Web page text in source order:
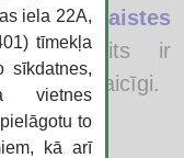
tiešsaistes
skaits ir
savlaicīgi.
iela 22A,
tīmekļa
sīkdatnes,
vietnes
to
kā arī